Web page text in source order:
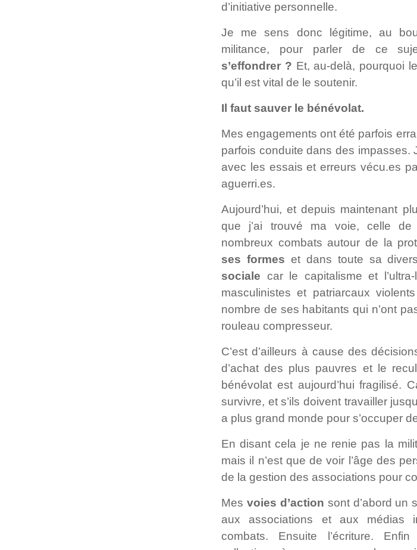
d’initiative personnelle.
Je me sens donc légitime, au
militance, pour parler de ce
s’effondrer ? Et, au-delà, pourquoi
qu’il est vital de le soutenir.
Il faut sauver le bénévolat.
Mes engagements ont été parfois
parfois conduite dans des impasses.
avec les essais et erreurs vécu.es
aguerri.es.
Aujourd’hui, et depuis maintenant
que j’ai trouvé ma voie, celle de
nombreux combats autour de la
ses formes et dans toute sa
sociale car le capitalisme et
masculinistes et patriarcaux
nombre de ses habitants qui n’ont
rouleau compresseur.
C’est d’ailleurs à cause des
d’achat des plus pauvres et le
bénévolat est aujourd’hui fragilisé.
survivre, et s’ils doivent travailler
a plus grand monde pour s’occuper
En disant cela je ne renie pas la
mais il n’est que de voir l’âge des
de la gestion des associations pour
Mes voies d’action sont d’abord un
aux associations et aux médias
combats. Ensuite l’écriture.